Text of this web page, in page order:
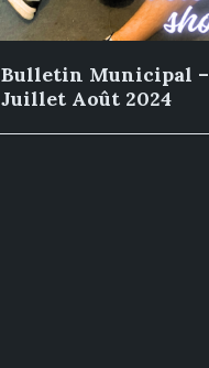
Bulletin Municipal –
Juillet Août 2024